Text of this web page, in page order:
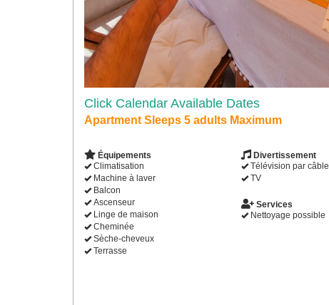
Click Calendar Available Dates
Apartment Sleeps 5 adults Maximum
Équipements
Climatisation
Machine à laver
Balcon
Ascenseur
Linge de maison
Cheminée
Sèche-cheveux
Terrasse
Divertissement
Télévision par câble
TV
Services
Nettoyage possible